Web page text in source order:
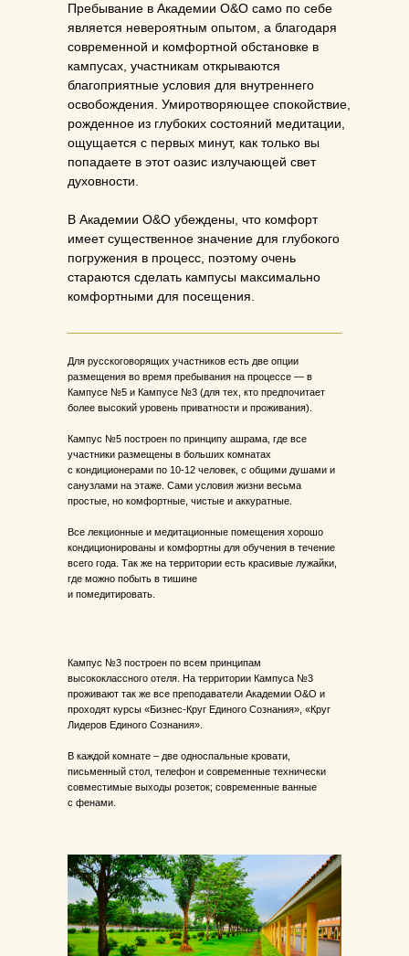
Пребывание в Академии O&O само по себе
является невероятным опытом, а благодаря
современной и комфортной обстановке в
кампусах, участникам открываются
благоприятные условия для внутреннего
освобождения. Умиротворяющее спокойствие,
рожденное из глубоких состояний медитации,
ощущается с первых минут, как только вы
попадаете в этот оазис излучающей свет
духовности.
В Академии O&O убеждены, что комфорт
имеет существенное значение для глубокого
погружения в процесс, поэтому очень
стараются сделать кампусы максимально
комфортными для посещения.
Для русскоговорящих участников есть две опции
размещения во время пребывания на процессе — в
Кампусе №5 и Кампусе №3 (для тех, кто предпочитает
более высокий уровень приватности и проживания).
Кампус №5 построен по принципу ашрама, где все
участники размещены в больших комнатах
с кондиционерами по 10-12 человек, с общими душами и
санузлами на этаже. Сами условия жизни весьма
простые, но комфортные, чистые и аккуратные.
Все лекционные и медитационные помещения хорошо
кондиционированы и комфортны для обучения в течение
всего года. Так же на территории есть красивые лужайки,
где можно побыть в тишине
и помедитировать.
Кампус №3 построен по всем принципам
высококлассного отеля. На территории Кампуса №3
проживают так же все преподаватели Академии O&O и
проходят курсы «Бизнес-Круг Единого Сознания», «Круг
Лидеров Единого Сознания».
В каждой комнате – две односпальные кровати,
письменный стол, телефон и современные технически
совместимые выходы розеток; современные ванные
с фенами.